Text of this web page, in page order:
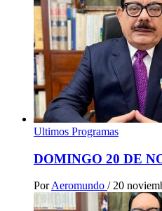
Ultimos Programas
DOMINGO 20 DE
Por Aeromundo / 20